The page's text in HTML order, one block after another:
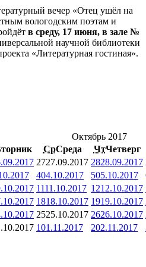
вечер «Отец ушёл на
вологодским поэтам и
в среду, 17 июня, в зале №
научной библиотеки
«Литературная гостиная».
Октябрь 2017
СрСреда ЧтЧетверг
2727.09.2017 2828.09.2017
404.10.2017 505.10.2017
1111.10.2017 1212.10.2017
1818.10.2017 1919.10.2017
2525.10.2017 2626.10.2017
101.11.2017 202.11.2017